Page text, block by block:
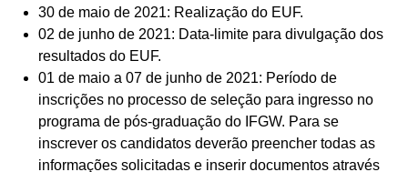
30 de maio de 2021: Realização do EUF.
02 de junho de 2021: Data-limite para divulgação dos
resultados do EUF.
01 de maio a 07 de junho de 2021: Período de
inscrições no processo de seleção para ingresso no
programa de pós-graduação do IFGW. Para se
inscrever os candidatos deverão preencher todas as
informações solicitadas e inserir documentos através